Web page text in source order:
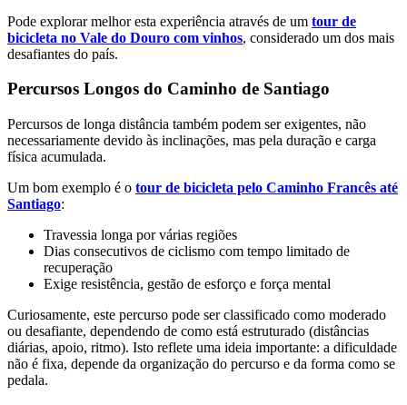
Santiago de Compostela de Bicicleta - Top Bike Tours
8 Dias|4/5
Pode explorar melhor esta experiência através de um tour de
bicicleta no Vale do Douro com vinhos, considerado um dos mais
desafiantes do país.
Percursos Longos do Caminho de Santiago
Percursos de longa distância também podem ser exigentes, não
necessariamente devido às inclinações, mas pela duração e carga
física acumulada.
Um bom exemplo é o tour de bicicleta pelo Caminho Francês até
Santiago:
Travessia longa por várias regiões
Dias consecutivos de ciclismo com tempo limitado de
recuperação
Exige resistência, gestão de esforço e força mental
Curiosamente, este percurso pode ser classificado como moderado
ou desafiante, dependendo de como está estruturado (distâncias
diárias, apoio, ritmo). Isto reflete uma ideia importante: a dificuldade
não é fixa, depende da organização do percurso e da forma como se
pedala.